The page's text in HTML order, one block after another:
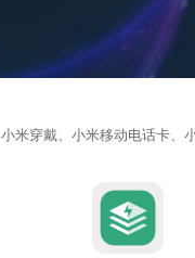
穿戴、小米移动电话卡